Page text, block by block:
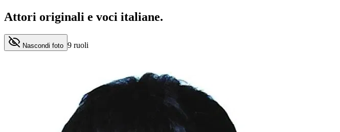
Attori originali e voci italiane.
Nascondi foto 9 ruoli